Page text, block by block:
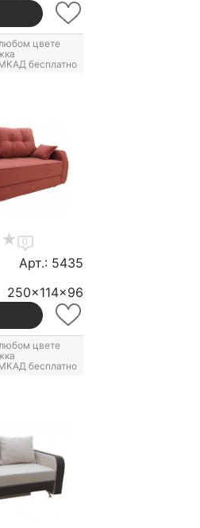
цвете
бесплатно
0
Арт.: 5435
250x114x96
цвете
бесплатно